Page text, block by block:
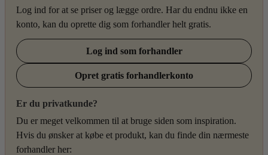
Log ind for at se priser og lægge ordre. Har du endnu ikke en
konto, kan du oprette dig som forhandler helt gratis.
Log ind som forhandler
Opret gratis forhandlerkonto
Er du privatkunde?
Du er meget velkommen til at bruge siden som inspiration.
Hvis du ønsker at købe et produkt, kan du finde din nærmeste
forhandler her: